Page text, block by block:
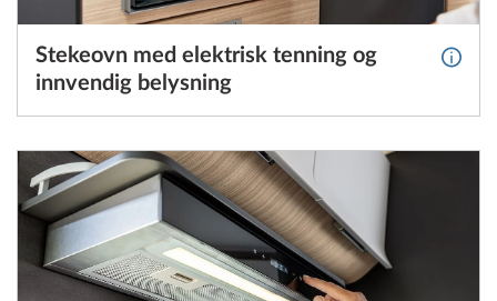
Stekeovn med elektrisk tenning og
innvendig belysning
Mer